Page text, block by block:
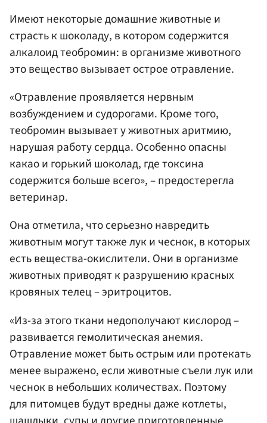
Имеют некоторые домашние животные и
страсть к шоколаду, в котором содержится
алкалоид теобромин: в организме животного
это вещество вызывает острое отравление.
«Отравление проявляется нервным
возбуждением и судорогами. Кроме того,
теобромин вызывает у животных аритмию,
нарушая работу сердца. Особенно опасны
какао и горький шоколад, где токсина
содержится больше всего», – предостерегла
ветеринар.
Она отметила, что серьезно навредить
животным могут также лук и чеснок, в которых
есть вещества-окислители. Они в организме
животных приводят к разрушению красных
кровяных телец – эритроцитов.
«Из-за этого ткани недополучают кислород –
развивается гемолитическая анемия.
Отравление может быть острым или протекать
менее выражено, если животные съели лук или
чеснок в небольших количествах. Поэтому
для питомцев будут вредны даже котлеты,